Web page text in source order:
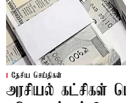
தேசிய செய்திகள்
அரசியல் கட்சிகள்